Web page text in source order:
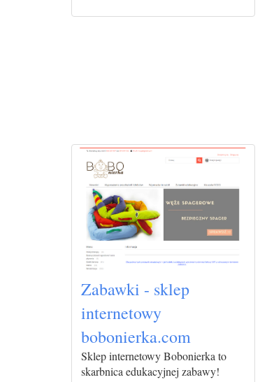
Zabawki - sklep
internetowy
bobonierka.com
Sklep internetowy Bobonierka to
skarbnica edukacyjnej zabawy!